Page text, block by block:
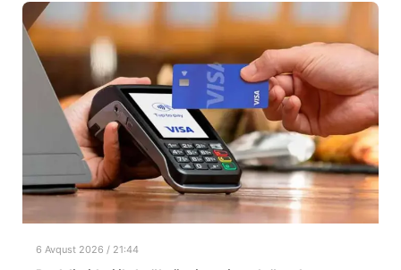
6 Avqust 2026 / 21:44